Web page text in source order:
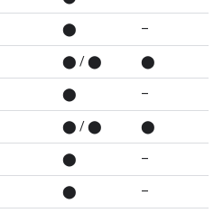
⬤ –
⬤ / ⬤ ⬤
⬤ –
⬤ / ⬤ ⬤
⬤ –
⬤ –